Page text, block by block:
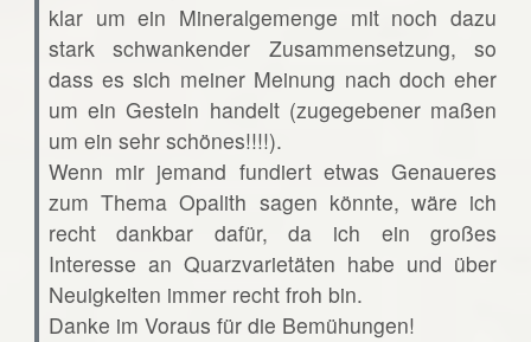
klar um ein Mineralgemenge mit noch dazu
stark schwankender Zusammensetzung, so
dass es sich meiner Meinung nach doch eher
um ein Gestein handelt (zugegebener maßen
um ein sehr schönes!!!!).
Wenn mir jemand fundiert etwas Genaueres
zum Thema Opalith sagen könnte, wäre ich
recht dankbar dafür, da ich ein großes
Interesse an Quarzvarietäten habe und über
Neuigkeiten immer recht froh bin.
Danke im Voraus für die Bemühungen!